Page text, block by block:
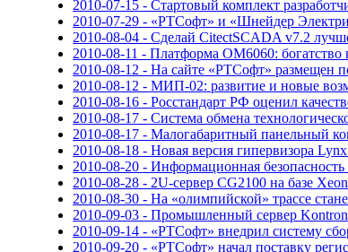
2010-07-15 - Стартовый комплект
2010-07-29 - «РТСофт» и «Шнейдер
2010-08-04 - Сделай CitectSCADA v7.2
2010-08-11 - Платформа OM6060:
2010-08-12 - На сайте «РТСофт» размещен
2010-08-12 - МИП-02: развитие и новые
2010-08-16 - Росстандарт РФ оценил
2010-08-17 - Система обмена
2010-08-17 - Малогабаритный панельный
2010-08-18 - Новая версия гипервизора
2010-08-20 - Информационная
2010-08-28 - 2U-сервер CG2100 на базе
2010-08-30 - На «олимпийской» трассе
2010-09-03 - Промышленный сервер
2010-09-14 - «РТСофт» внедрил систему
2010-09-20 - «РТСофт» начал поставку